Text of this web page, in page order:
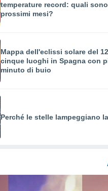
temperature record: quali
prossimi mesi?
Mappa dell'eclissi solare del
cinque luoghi in Spagna con
minuto di buio
Perché le stelle lampeggiano